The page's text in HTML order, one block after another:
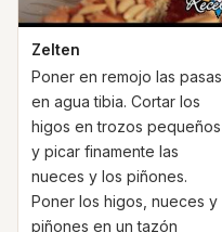
Zelten
Poner en remojo las pasas
en agua tibia. Cortar los
higos en trozos pequeños
y picar finamente las
nueces y los piñones.
Poner los higos, nueces y
piñones en un tazón